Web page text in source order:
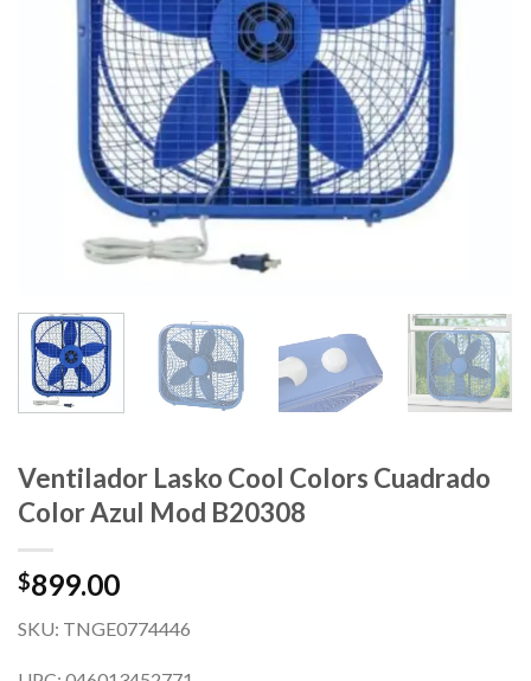
Ventilador Lasko Cool Colors Cuadrado
Color Azul Mod B20308
$899.00
SKU: TNGE0774446